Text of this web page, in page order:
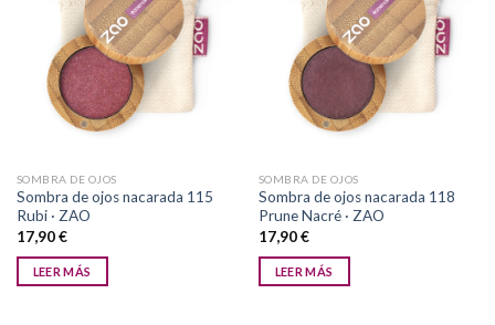
Añadir
a la
lista de
deseos
SOMBRA DE OJOS
Sombra de ojos nacarada 115
Rubi · ZAO
17,90€
LEER MÁS
Añadir
a la
lista de
deseos
SOMBRA DE OJOS
Sombra de ojos nacarada 118
Prune Nacré · ZAO
17,90€
LEER MÁS